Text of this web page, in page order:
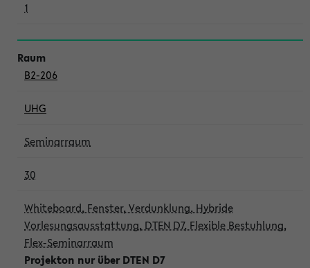
1
B2-206
UHG
Seminarraum
30
Whiteboard, Fenster, Verdunklung, Hybride
Vorlesungsausstattung, DTEN D7, Flexible Bestuhlung,
Flex-Seminarraum
Projekton nur über DTEN D7